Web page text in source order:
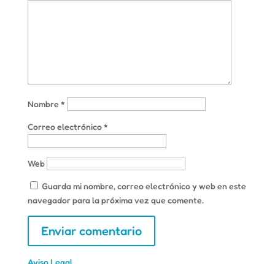
Nombre *
Correo electrónico*
Web
Guarda mi nombre, correo electrónico y web en este
navegador para la próxima vez que comente.
Aviso Legal